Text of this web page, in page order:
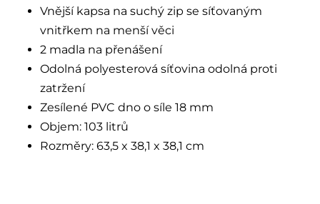
Vnější kapsa na suchý zip se síťovaným
vnitřkem na menší věci
2 madla na přenášení
Odolná polyesterová síťovina odolná proti
zatržení
Zesílené PVC dno o síle 18 mm
Objem: 103 litrů
Rozměry: 63,5 x 38,1 x 38,1 cm